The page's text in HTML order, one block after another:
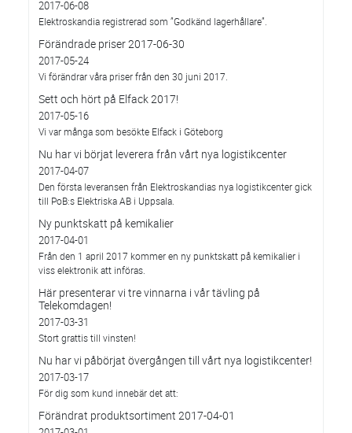
2017-06-08
Elektroskandia registrerad som ”Godkänd lagerhållare”.
Förändrade priser 2017-06-30
2017-05-24
Vi förändrar våra priser från den 30 juni 2017.
Sett och hört på Elfack 2017!
2017-05-16
Vi var många som besökte Elfack i Göteborg
Nu har vi börjat leverera från vårt nya logistikcenter
2017-04-07
Den första leveransen från Elektroskandias nya logistikcenter gick
till PoB:s Elektriska AB i Uppsala.
Ny punktskatt på kemikalier
2017-04-01
Från den 1 april 2017 kommer en ny punktskatt på kemikalier i
viss elektronik att införas.
Här presenterar vi tre vinnarna i vår tävling på
Telekomdagen!
2017-03-31
Stort grattis till vinsten!
Nu har vi påbörjat övergången till vårt nya logistikcenter!
2017-03-17
För dig som kund innebär det att:
Förändrat produktsortiment 2017-04-01